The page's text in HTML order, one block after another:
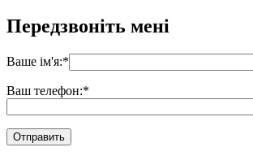
Передзвоніть мені
Ваше ім'я:*
Ваш телефон:*